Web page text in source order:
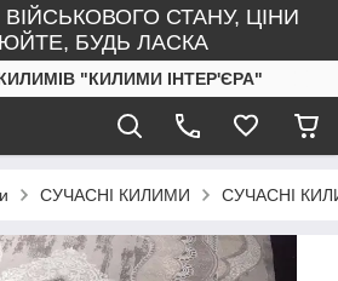
ВІЙСЬКОВОГО СТАНУ, ЦІНИ
БУДЬ ЛАСКА
"КИЛИМИ ІНТЕР'ЄРА"
СУЧАСНІ КИЛИМИ СУЧАСНІ